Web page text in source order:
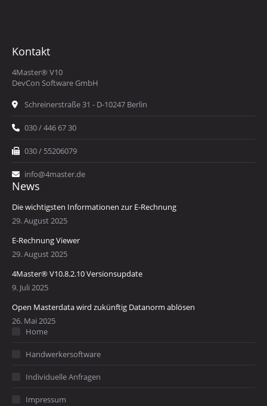
Kontakt
4Master® V10
DevCon Software GmbH
Schreinerstraße 31 - D-10247 Berlin
030 / 446 67 30
030 / 55206079
info@4master.de
News
Die wichtigsten Informationen zur E-Rechnung
29. August 2025
E-Rechnung Viewer
29. August 2025
4Master® V10.8.2.10 Versionsupdate
9. Juli 2025
Open Masterdata wird zukünftig Datanorm ablösen
26. Mai 2025
Home
Handwerkersoftware
Individuelle Anfragen
Impressum